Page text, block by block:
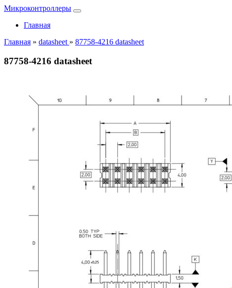
Микроконтроллеры
Главная
Главная » datasheet » 87758-4216 datasheet
87758-4216 datasheet